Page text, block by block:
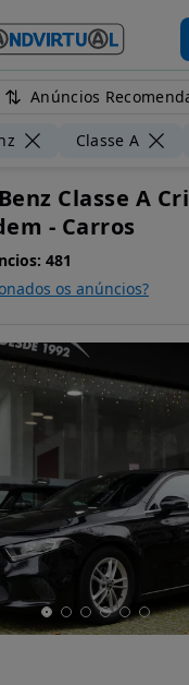
Anúncios
Classe A
Classe A
- Carros
481
os anúncios?